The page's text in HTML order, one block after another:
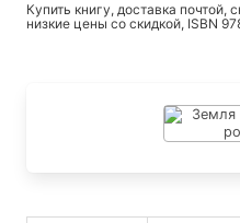
Купить книгу, доставка почтой,
низкие цены со скидкой, ISBN